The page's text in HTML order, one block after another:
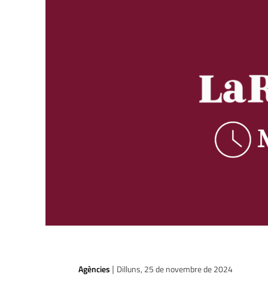
Agències | Dilluns, 25 de novembre de 2024